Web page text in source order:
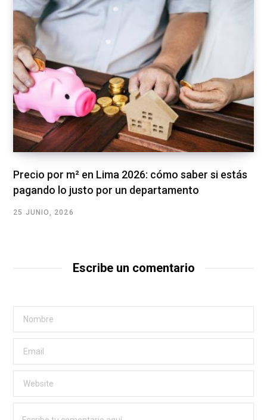
Precio por m² en Lima 2026: cómo saber si estás
pagando lo justo por un departamento
25 JUNIO, 2026
Escribe un comentario